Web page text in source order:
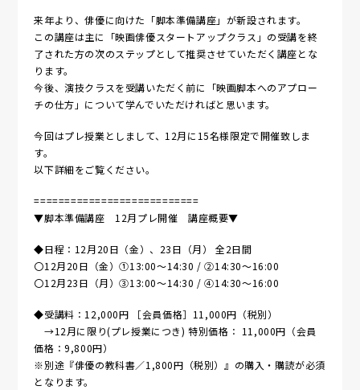
来年より、俳優に向けた「脚本準備講座」が新設されます。
この講座は主に「映画俳優スタートアップクラス」の受講を終
了された方の次のステップとして推奨させていただく講座とな
ります。
今後、演技クラスを受講いただく前に「映画脚本へのアプロー
チの仕方」について学んでいただければと思います。
今回はプレ授業としまして、12月に15名様限定で開催致しま
す。
以下詳細をご覧ください。
===========================
▼脚本準備講座 12月プレ開催 講座概要▼
◆日程：12月20日（金）、23日（月） 全2日間
〇12月20日（金）①13:00～14:30 / ②14:30～16:00
〇12月23日（月）③13:00～14:30 / ④14:30～16:00
◆受講料：12,000円 ［会員価格］11,000円（税別）
→12月に限り(プレ授業につき) 特別価格： 11,000円（会員
価格：9,800円）
※別途『俳優の教科書／1,800円（税別）』の購入・購読が必須
となります。